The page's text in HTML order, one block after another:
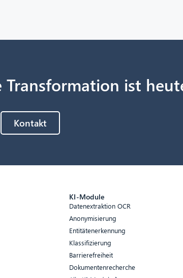
Transformation ist
Kontakt
KI-Module
Datenextraktion OCR
Anonymisierung
Entitätenerkennung
Klassifizierung
Barrierefreiheit
Dokumentenrecherche